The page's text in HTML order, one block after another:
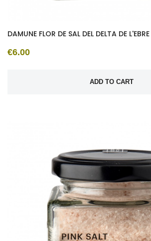
DAMUNE FLOR DE SAL DEL DELTA DE
€6.00
ADD TO CART